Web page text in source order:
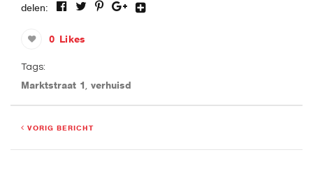
delen:
0 Likes
Tags:
Marktstraat 1 verhuisd
VORIG BERICHT